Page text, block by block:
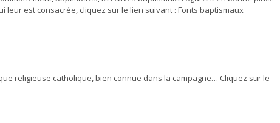
leur est consacrée, cliquez sur le lien suivant : Fonts baptismaux
religieuse catholique, bien connue dans la campagne… Cliquez sur le